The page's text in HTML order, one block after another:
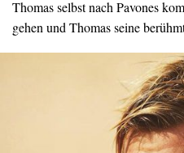
Thomas selbst nach Pavones
gehen und Thomas seine